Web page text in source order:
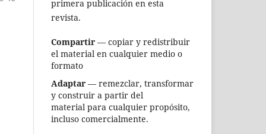
primera publicación en esta
revista.
Compartir — copiar y redistribuir
el material en cualquier medio o
formato
Adaptar — remezclar, transformar
y construir a partir del
material para cualquier propósito,
incluso comercialmente.